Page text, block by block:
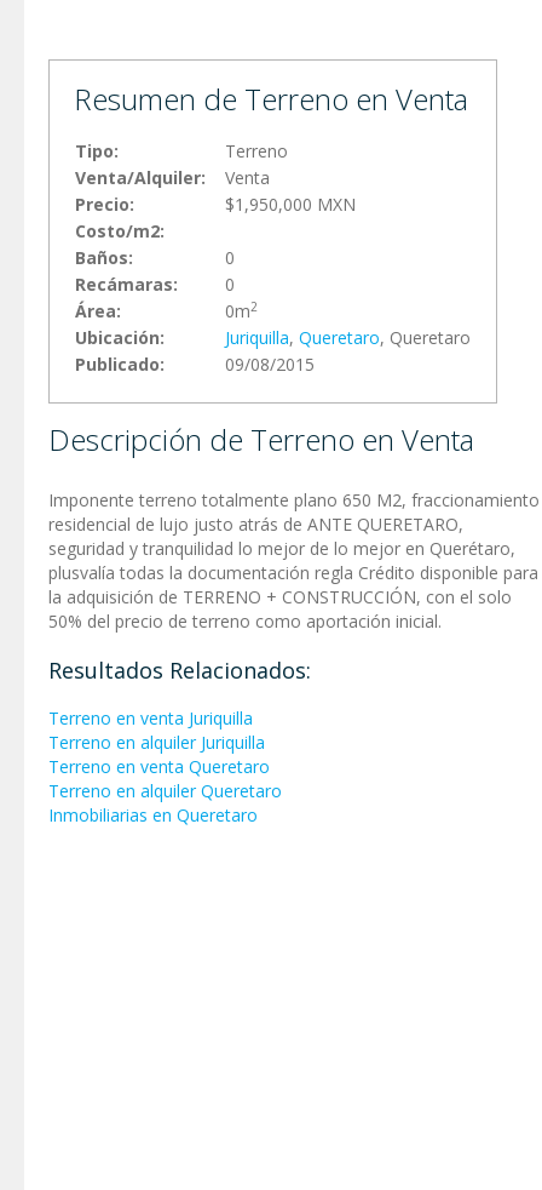
Resumen de Terreno en Venta
Tipo:
Terreno
Venta/Alquiler:
Venta
Precio:
$1,950,000 MXN
Costo/m2:
Baños:
0
Recámaras:
0
Área:
0m2
Ubicación: Juriquilla, Queretaro, Queretaro
Publicado:
09/08/2015
Descripción de Terreno en Venta
Imponente terreno totalmente plano 650 M2, fraccionamiento
residencial de lujo justo atrás de ANTE QUERETARO,
seguridad y tranquilidad lo mejor de lo mejor en Querétaro,
plusvalía todas la documentación regla Crédito disponible para
la adquisición de TERRENO + CONSTRUCCIÓN, con el solo
50% del precio de terreno como aportación inicial.
Resultados Relacionados:
Terreno en venta Juriquilla
Terreno en alquiler Juriquilla
Terreno en venta Queretaro
Terreno en alquiler Queretaro
Inmobiliarias en Queretaro